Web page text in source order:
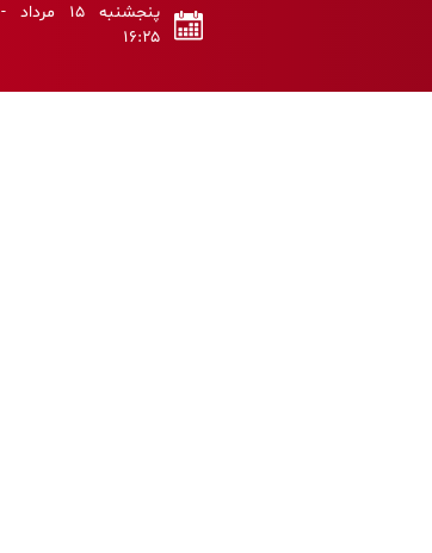
پنجشنبه ۱۵ مرداد -
۱۶:۲۵